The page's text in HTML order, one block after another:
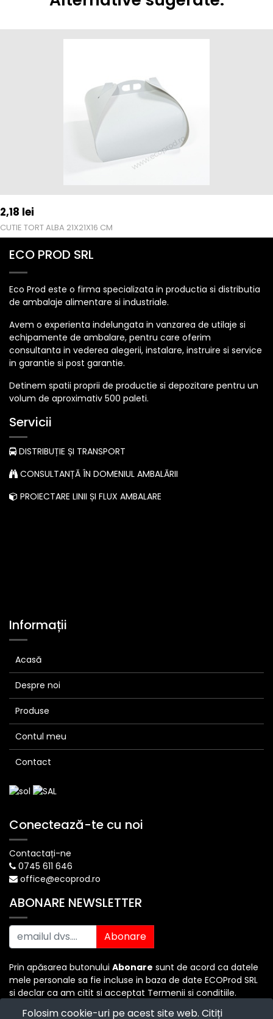
2,18 lei
CUTIE TORT ALBA 21X21X16 CM
Folosim cookie-uri pe acest site web. Citiți
ECO PROD SRL
Eco Prod este o firma specializata in productia si distributia
de ambalaje alimentare si industriale.
Avem o experienta indelungata in vanzarea de utilaje si
echipamente de ambalare, pentru care oferim
consultanta in vederea alegerii, instalare, instruire si service
in garantie si post garantie.
Detinem spatii proprii de productie si depozitare pentru un
volum de aproximativ 500 paleti.
Servicii
DISTRIBUȚIE ȘI TRANSPORT
CONSULTANȚĂ ÎN DOMENIUL AMBALĂRII
PROIECTARE LINII ȘI FLUX AMBALARE
Informații
Acasă
Despre noi
Produse
Contul meu
Contact
Conectează-te cu noi
Contactați-ne
0745 611 646
office@ecoprod.ro
ABONARE NEWSLETTER
Abonare
Prin apăsarea butonului Abonare sunt de acord ca datele
mele personale sa fie incluse in baza de date ECOProd SRL
si declar ca am citit si acceptat Termenii si conditiile.